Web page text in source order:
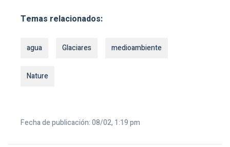
Temas relacionados:
agua Glaciares medioambiente
Nature
Fecha de publicación: 08/02, 1:19 pm